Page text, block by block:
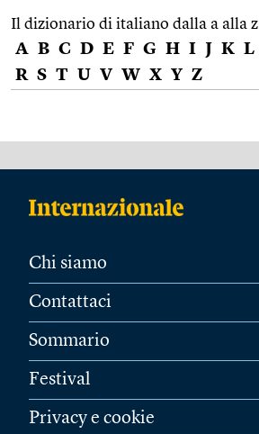
Il dizionario di italiano dalla a alla z
A B C D E F G H I J K L
R S T U V W X Y Z
Chi siamo
Contattaci
Sommario
Festival
Privacy e cookie